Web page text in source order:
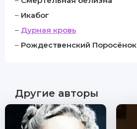
– Икабог
– Дурная кровь
– Рождественский Поросёнок
Другие авторы